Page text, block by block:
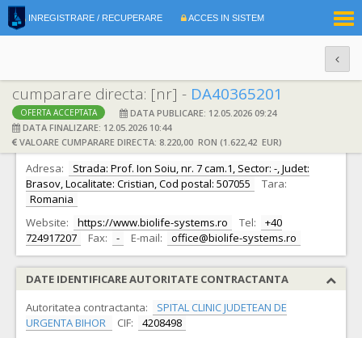
INREGISTRARE / RECUPERARE ACCES IN SISTEM
cumparare directa: [nr] - DA40365201
OFERTA ACCEPTATA
DATA PUBLICARE: 12.05.2026 09:24
DATA FINALIZARE: 12.05.2026 10:44
VALOARE CUMPARARE DIRECTA: 8.220,00 RON (1.622,42 EUR)
DATE IDENTIFICARE OFERTANT
Ofertant: S.C. Biolife Systems S.R.L. CIF: 45317182
Adresa:
Strada: Prof. Ion Soiu, nr. 7 cam.1, Sector: -, Judet:
Brasov, Localitate: Cristian, Cod postal: 507055
Tara:
Romania
Website:
https://www.biolife-systems.ro Tel:
+40
724917207
Fax: - E-mail: office@biolife-systems.ro
DATE IDENTIFICARE AUTORITATE CONTRACTANTA
Autoritatea contractanta:
SPITAL CLINIC JUDETEAN DE
URGENTA BIHOR
CIF:
4208498